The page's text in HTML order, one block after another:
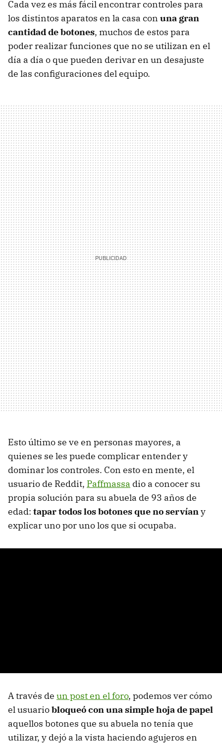
Cada vez es más fácil encontrar controles para
los distintos aparatos en la casa con una gran
cantidad de botones, muchos de estos para
poder realizar funciones que no se utilizan en el
día a día o que pueden derivar en un desajuste
de las configuraciones del equipo.
Esto último se ve en personas mayores, a
quienes se les puede complicar entender y
dominar los controles. Con esto en mente, el
usuario de Reddit, Paffmassa dio a conocer su
propia solución para su abuela de 93 años de
edad: tapar todos los botones que no servíany
explicar uno por uno los que si ocupaba.
A través de un post en el foro, podemos ver cómo
el usuariobloqueó con una simple hoja de papel
aquellos botones que su abuela no tenía que
utilizar, y dejó a la vista haciendo agujeros en